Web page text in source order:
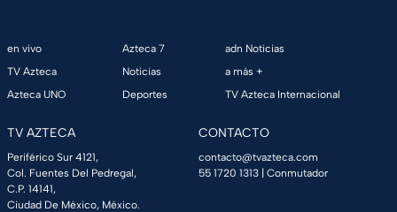
en vivo
TV Azteca
Azteca UNO
Azteca 7
Noticias
Deportes
adn Noticias
a más +
TV Azteca Internacional
TV AZTECA
Periférico Sur 4121,
Col. Fuentes Del Pedregal,
C.P. 14141,
Ciudad De México, México.
CONTACTO
contacto@tvazteca.com
55 1720 1313 | Conmutador